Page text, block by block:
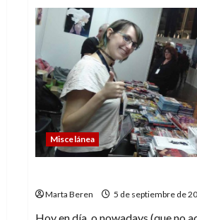
El
Multiverso
(4):
Mundo
Trueno
Miscelánea
Marta Beren 5 de septiembre de